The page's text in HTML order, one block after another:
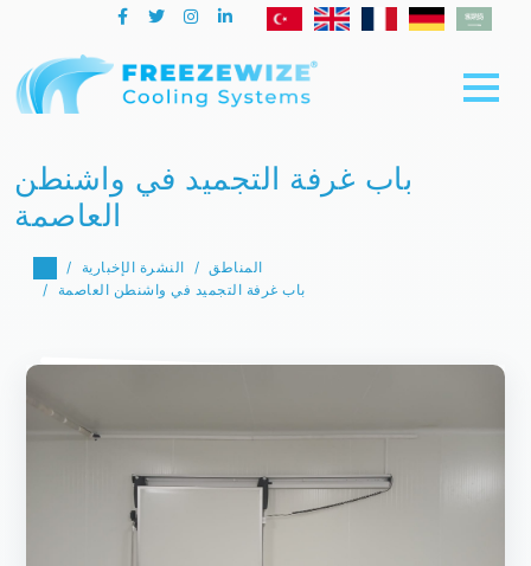
باب غرفة التجميد في واشنطن
العاصمة
النشرة الإخبارية
المناطق
باب غرفة التجميد في واشنطن العاصمة